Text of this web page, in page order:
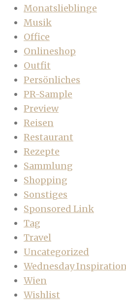
Monatslieblinge
Musik
Office
Onlineshop
Outfit
Persönliches
PR-Sample
Preview
Reisen
Restaurant
Rezepte
Sammlung
Shopping
Sonstiges
Sponsored Link
Tag
Travel
Uncategorized
Wednesday Inspiration
Wien
Wishlist